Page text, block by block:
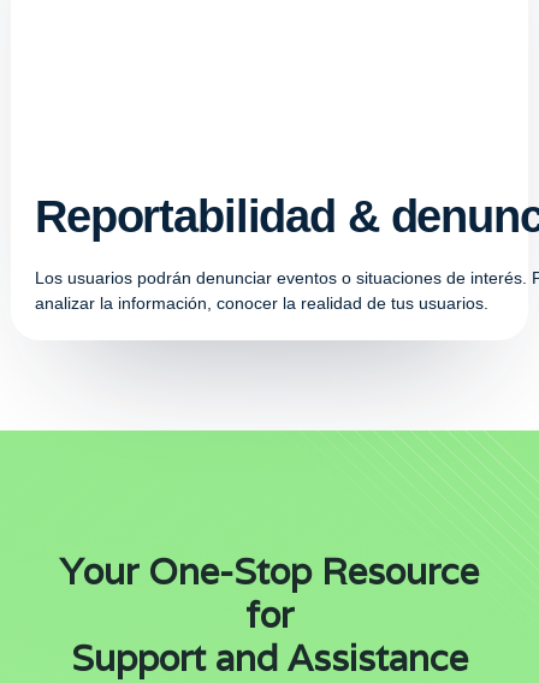
Reportabilidad &
Los usuarios podrán denunciar eventos o situaciones de interés.
analizar la información, conocer la realidad de tus usuarios.
Your One-Stop Resource
for
Support and Assistance